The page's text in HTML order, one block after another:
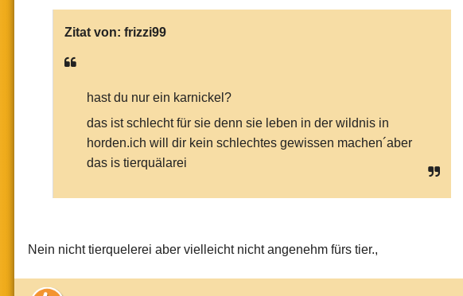
Zitat von: frizzi99
hast du nur ein karnickel?
das ist schlecht für sie denn sie leben in der wildnis in
horden.ich will dir kein schlechtes gewissen machen´aber
das is tierquälarei
Nein nicht tierquelerei aber vielleicht nicht angenehm fürs tier.,